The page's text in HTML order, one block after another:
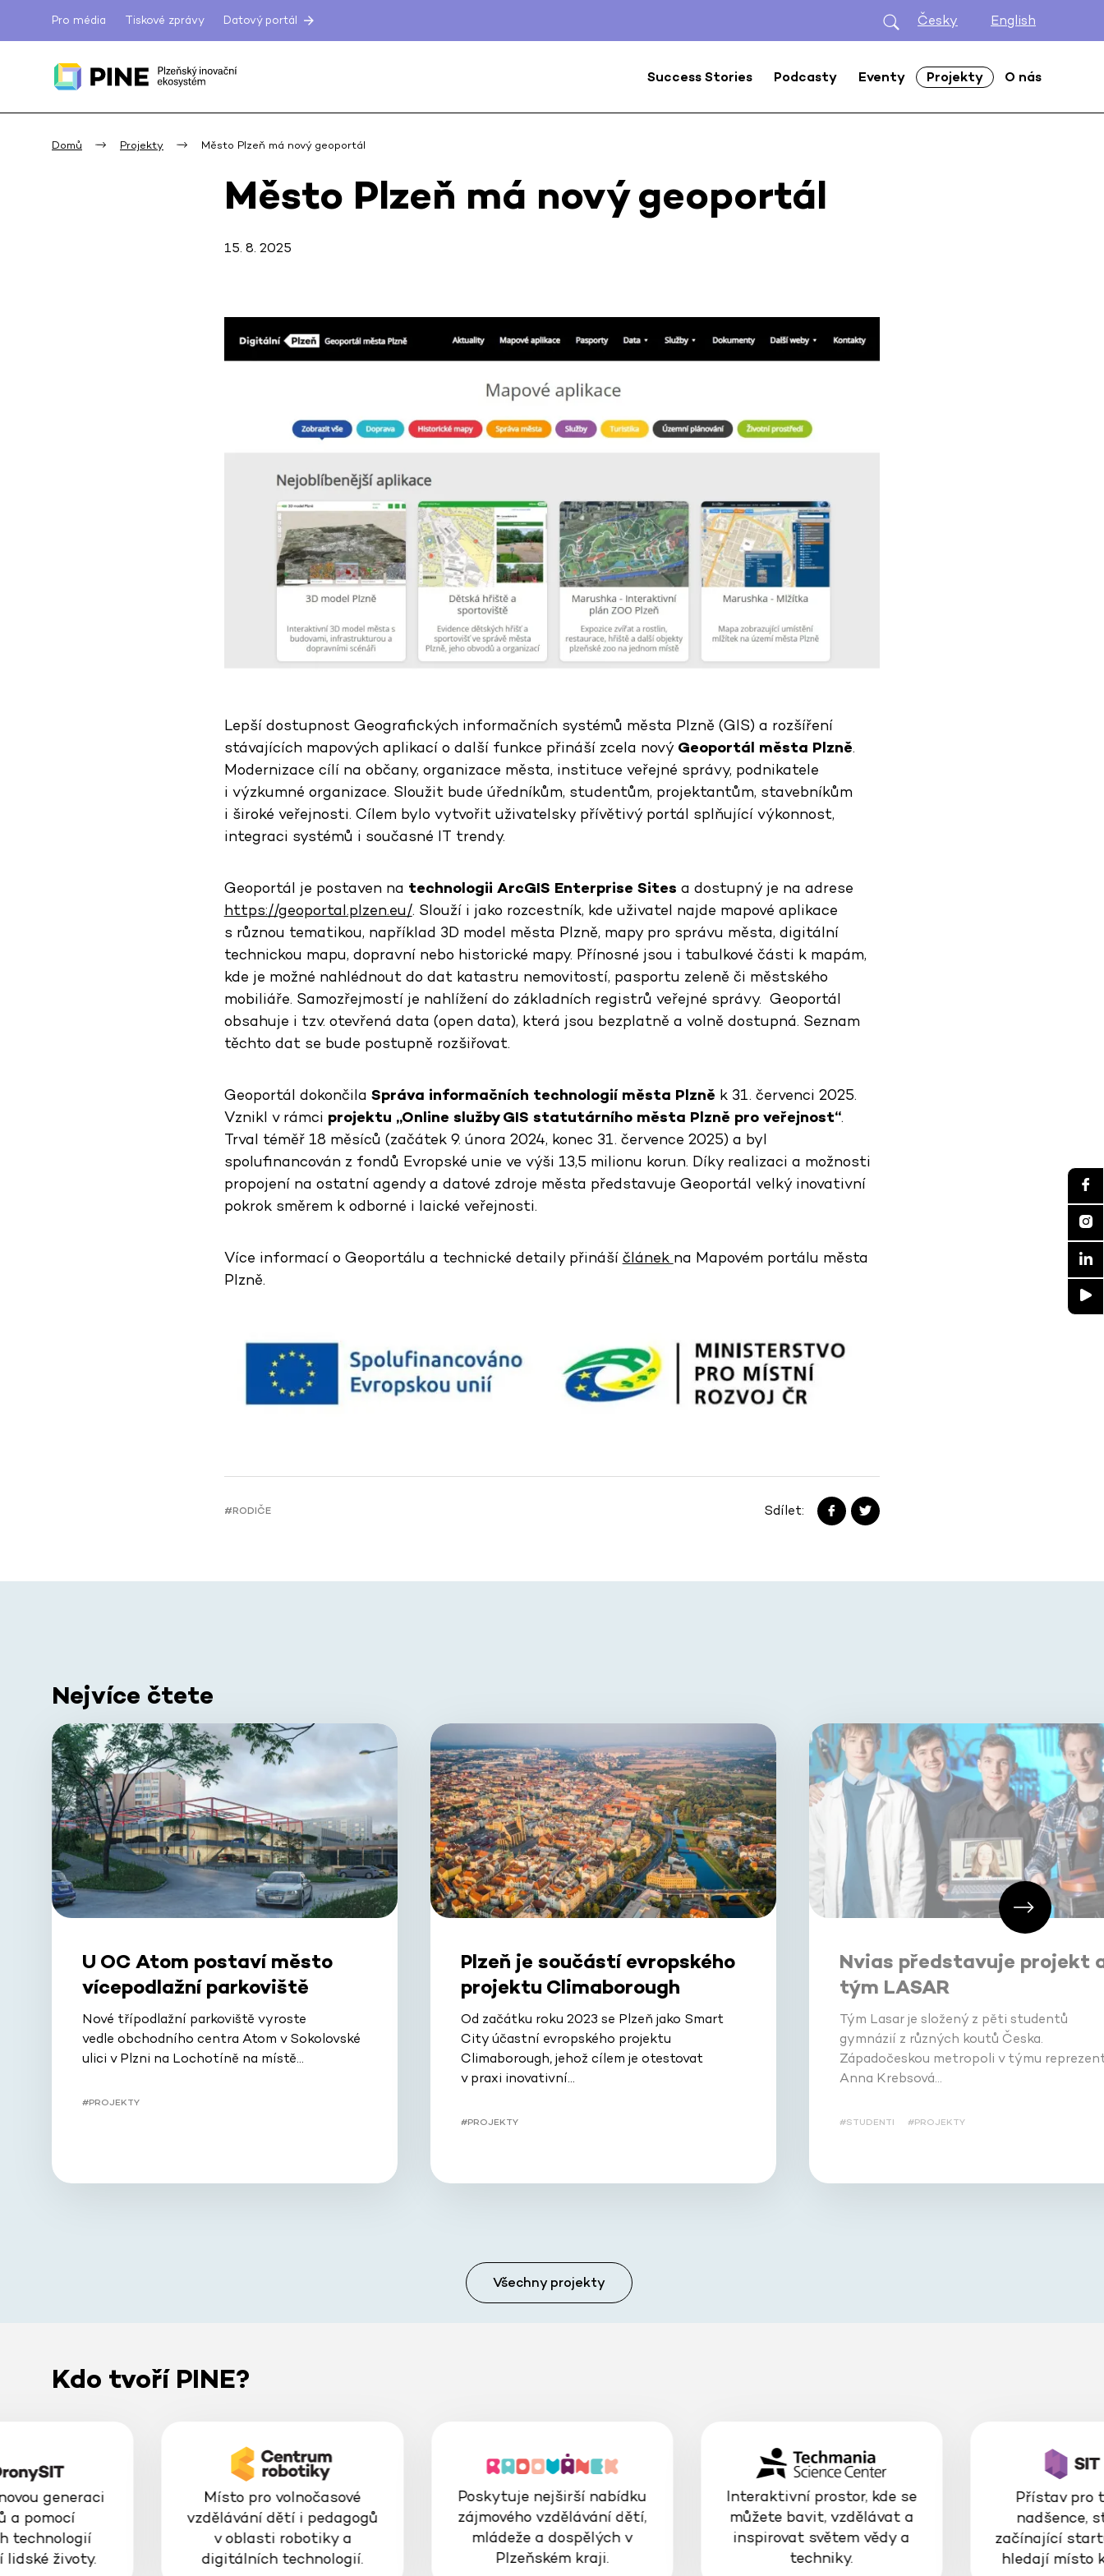
Pro média Tiskové zprávy Datový portál Česky English
Success Stories Podcasty Eventy Projekty O nás
Domů Projekty Město Plzeň má nový geoportál
Město Plzeň má nový geoportál
15. 8. 2025
Lepší dostupnost Geografických informačních systémů města Plzně (GIS) a rozšíření
stávajících mapových aplikací o další funkce přináší zcela nový Geoportál města Plzně.
Modernizace cílí na občany, organizace města, instituce veřejné správy, podnikatele
i výzkumné organizace. Sloužit bude úředníkům, studentům, projektantům, stavebníkům
i široké veřejnosti. Cílem bylo vytvořit uživatelsky přívětivý portál splňující výkonnost,
integraci systémů i současné IT trendy.
Geoportál je postaven na technologii ArcGIS Enterprise Sites a dostupný je na adrese
https://geoportal.plzen.eu/. Slouží i jako rozcestník, kde uživatel najde mapové aplikace
s různou tematikou, například 3D model města Plzně, mapy pro správu města, digitální
technickou mapu, dopravní nebo historické mapy. Přínosné jsou i tabulkové části k mapám,
kde je možné nahlédnout do dat katastru nemovitostí, pasportu zeleně či městského
mobiliáře. Samozřejmostí je nahlížení do základních registrů veřejné správy. Geoportál
obsahuje i tzv. otevřená data (open data), která jsou bezplatně a volně dostupná. Seznam
těchto dat se bude postupně rozšiřovat.
Geoportál dokončila Správa informačních technologií města Plzně k 31. červenci 2025.
Vznikl v rámci projektu „Online služby GIS statutárního města Plzně pro veřejnost“.
Trval téměř 18 měsíců (začátek 9. února 2024, konec 31. července 2025) a byl
spolufinancován z fondů Evropské unie ve výši 13,5 milionu korun. Díky realizaci a možnosti
propojení na ostatní agendy a datové zdroje města představuje Geoportál velký inovativní
pokrok směrem k odborné i laické veřejnosti.
Více informací o Geoportálu a technické detaily přináší článek na Mapovém portálu města
Plzně.
#RODIČE Sdílet:
Nejvíce čtete
U OC Atom postaví město
vícepodlažní parkoviště
Nové třípodlažní parkoviště vyroste
vedle obchodního centra Atom v Sokolovské
ulici v Plzni na Lochotíně na místě…
#PROJEKTY
Plzeň je součástí evropského
projektu Climaborough
Od začátku roku 2023 se Plzeň jako Smart
City účastní evropského projektu
Climaborough, jehož cílem je otestovat
v praxi inovativní…
#PROJEKTY
Nvias představuje projekt
tým LASAR
Tým Lasar je složený z pěti studentů
gymnázií z různých koutů Česka.
Západočeskou metropoli v týmu
Anna Krebsová…
#STUDENTI #PROJEKTY
Všechny projekty
Kdo tvoří PINE?
generaci
a pomocí
technologií
lidské životy.
Místo pro volnočasové
vzdělávání dětí i pedagogů
v oblasti robotiky a
digitálních technologií.
Poskytuje nejširší nabídku
zájmového vzdělávání dětí,
mládeže a dospělých v
Plzeňském kraji.
Interaktivní prostor, kde se
můžete bavit, vzdělávat a
inspirovat světem vědy a
techniky.
Přístav pro
nadšence,
začínající
hledají místo